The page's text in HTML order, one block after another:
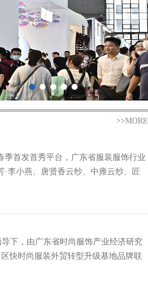
季首发首秀平台，广东省服装服饰行业
李小燕、唐贤香云纱、中雍云纱、匠
下，由广东省时尚服饰产业经济研究
快时尚服装外贸转型升级基地品牌联